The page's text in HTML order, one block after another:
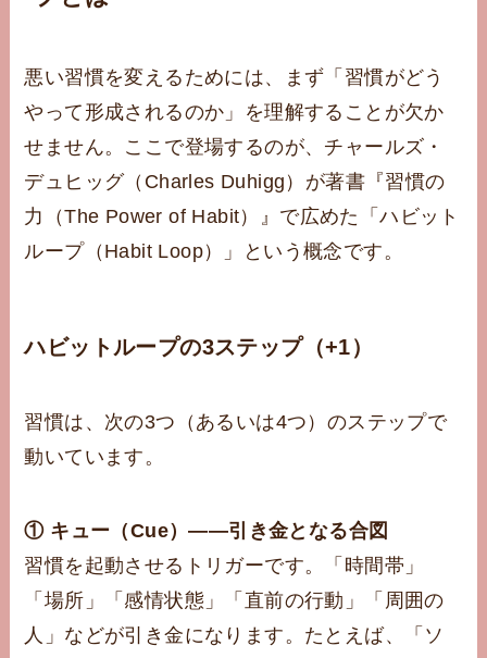
悪い習慣を変えるためには、まず「習慣がどう
やって形成されるのか」を理解することが欠か
せません。ここで登場するのが、チャールズ・
デュヒッグ（Charles Duhigg）が著書『習慣の
力（The Power of Habit）』で広めた「ハビット
ループ（Habit Loop）」という概念です。
ハビットループの3ステップ（+1）
習慣は、次の3つ（あるいは4つ）のステップで
動いています。
① キュー（Cue）——引き金となる合図
習慣を起動させるトリガーです。「時間帯」
「場所」「感情状態」「直前の行動」「周囲の
人」などが引き金になります。たとえば、「ソ